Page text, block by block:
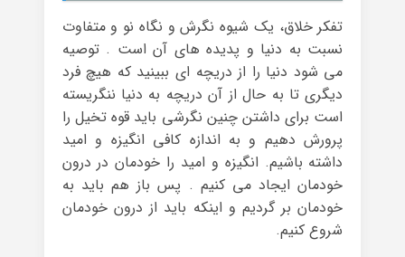
تفکر خلاق، یک شیوه نگرش و نگاه نو و متفاوت
نسبت به دنیا و پدیده های آن است . توصیه
می شود دنیا را از دریچه ای ببینید که هیچ فرد
دیگری تا به حال از آن دریچه به دنیا ننگریسته
است برای داشتن چنین نگرشی باید قوه تخیل را
پرورش دهیم و به اندازه کافی انگیزه و امید
داشته باشیم. انگیزه و امید را خودمان در درون
خودمان ایجاد می کنیم . پس باز هم باید به
خودمان بر گردیم و اینکه باید از درون خودمان
شروع کنیم.